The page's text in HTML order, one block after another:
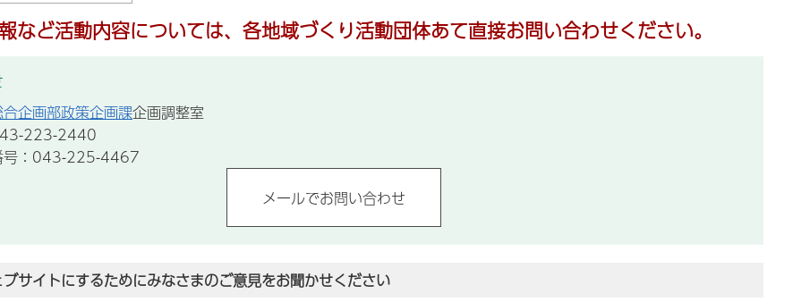
など活動内容については、各地域づくり活動団体あて直接お問い合わせください。
企画部政策企画課企画調整室
223-2440
号：043-225-4467
サイトにするためにみなさまのご意見をお聞かせください